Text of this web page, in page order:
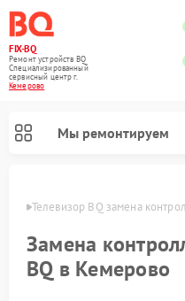
FIX-BQ
Ремонт устройств BQ
Специализированный
cервисный центр г.
Кемерово
Мы ремонтируем
Телевизор BQ замена
Замена
BQ в Кемерово